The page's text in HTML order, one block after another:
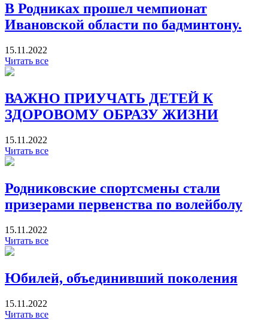
В Родниках прошел чемпионат
Ивановской области по бадминтону.
15.11.2022
Читать все
ВАЖНО ПРИУЧАТЬ ДЕТЕЙ К
ЗДОРОВОМУ ОБРАЗУ ЖИЗНИ
15.11.2022
Читать все
Родниковские спортсмены стали
призерами первенства по волейболу
15.11.2022
Читать все
Юбилей, объединивший поколения
15.11.2022
Читать все